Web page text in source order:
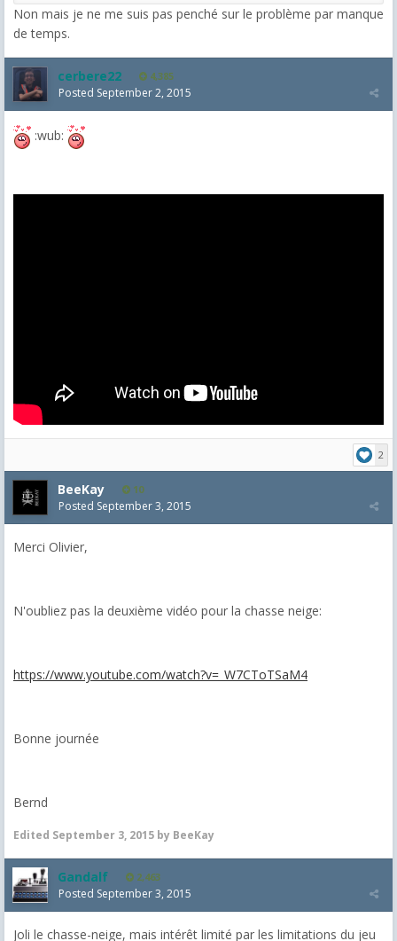
Non mais je ne me suis pas penché sur le problème par manque
de temps.
cerbere22 4,385
Posted September 2, 2015
:wub:
2
BeeKay 10
Posted September 3, 2015
Merci Olivier,
N'oubliez pas la deuxième vidéo pour la chasse neige:
https://www.youtube.com/watch?v=_W7CToTSaM4
Bonne journée
Bernd
Edited September 3, 2015 by BeeKay
Gandalf 2,463
Posted September 3, 2015
Joli le chasse-neige, mais intérêt limité par les limitations du jeu